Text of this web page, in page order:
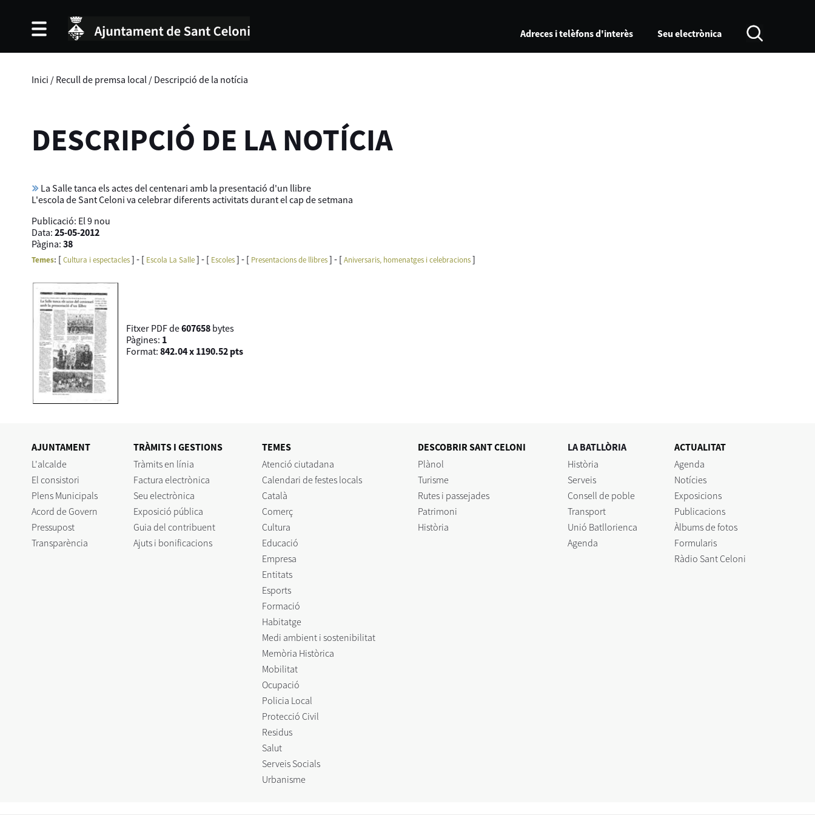
Adreces i telèfons d'interès Seu electrònica
Inici / Recull de premsa local / Descripció de la notícia
DESCRIPCIÓ DE LA NOTÍCIA
La Salle tanca els actes del centenari amb la presentació d'un llibre
L'escola de Sant Celoni va celebrar diferents activitats durant el cap de setmana
Publicació: El 9 nou
Data: 25-05-2012
Pàgina: 38
Temes: [Cultura i espectacles] - [ Escola La Salle] - [ Escoles] - [ Presentacions de llibres] - [Aniversaris, homenatges i celebracions]
Fitxer PDF de607658 bytes
Pàgines: 1
Format: 842.04 x 1190.52 pts
AJUNTAMENT
L'alcalde
El consistori
Plens Municipals
Acord de Govern
Pressupost
Transparència
TRÀMITS I GESTIONS
Tràmits en línia
Factura electrònica
Seu electrònica
Exposició pública
Guia del contribuent
Ajuts i bonificacions
TEMES
Atenció ciutadana
Calendari de festes locals
Català
Comerç
Cultura
Educació
Empresa
Entitats
Esports
Formació
Habitatge
Medi ambient i sostenibilitat
Memòria Històrica
Mobilitat
Ocupació
Policia Local
Protecció Civil
Residus
Salut
Serveis Socials
Urbanisme
DESCOBRIR SANT CELONI
Plànol
Turisme
Rutes i passejades
Patrimoni
Història
LA BATLLÒRIA
Història
Serveis
Consell de poble
Transport
Unió Batllorienca
Agenda
ACTUALITAT
Agenda
Notícies
Exposicions
Publicacions
Àlbums de fotos
Formularis
Ràdio Sant Celoni